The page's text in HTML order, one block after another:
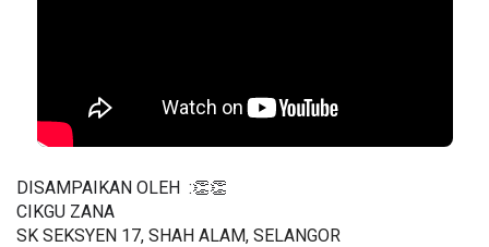
DISAMPAIKAN OLEH  :👏👏
CIKGU ZANA
SK SEKSYEN 17, SHAH ALAM, SELANGOR